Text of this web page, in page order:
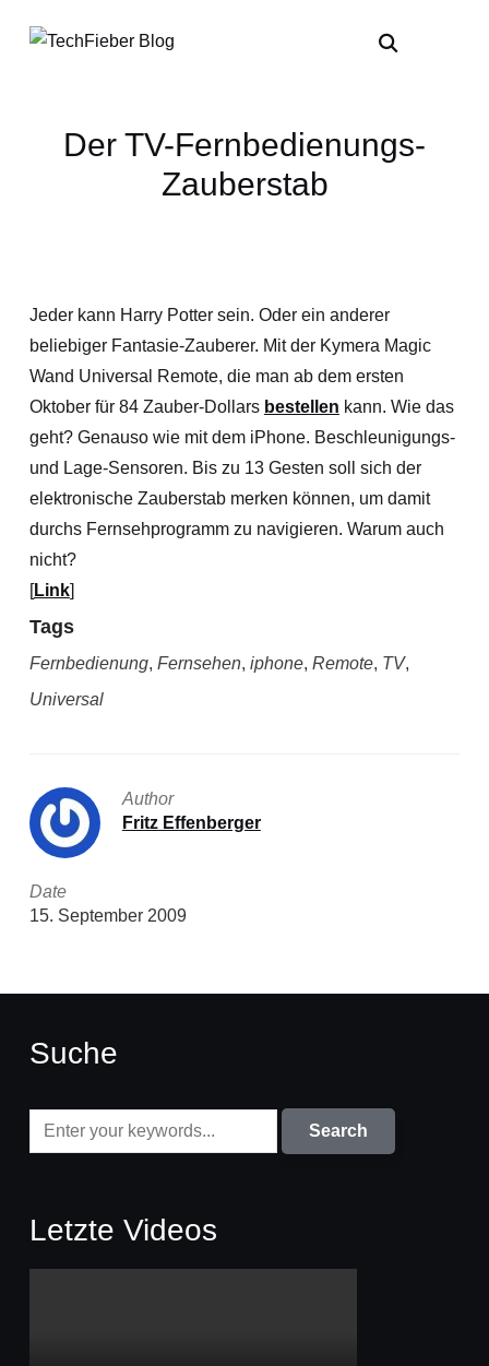
Der TV-Fernbedienungs-
Zauberstab
Jeder kann Harry Potter sein. Oder ein anderer
beliebiger Fantasie-Zauberer. Mit der Kymera Magic
Wand Universal Remote, die man ab dem ersten
Oktober für 84 Zauber-Dollars bestellen kann. Wie das
geht? Genauso wie mit dem iPhone. Beschleunigungs-
und Lage-Sensoren. Bis zu 13 Gesten soll sich der
elektronische Zauberstab merken können, um damit
durchs Fernsehprogramm zu navigieren. Warum auch
nicht?
[Link]
Tags
Fernbedienung, Fernsehen, iphone, Remote, TV,
Universal
Author
Fritz Effenberger
Date
15. September 2009
Suche
Letzte Videos